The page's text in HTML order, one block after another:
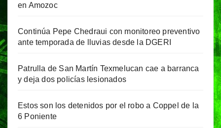
en Amozoc
Continúa Pepe Chedraui con monitoreo preventivo
ante temporada de lluvias desde la DGERI
Patrulla de San Martín Texmelucan cae a barranca
y deja dos policías lesionados
Estos son los detenidos por el robo a Coppel de la
6 Poniente